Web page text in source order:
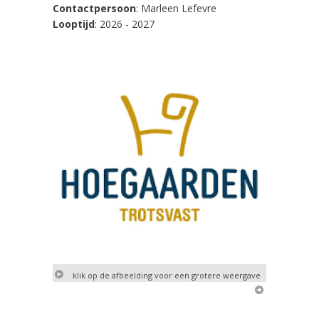
Contactpersoon: Marleen Lefevre
Looptijd: 2026 - 2027
klik op de afbeelding voor een grotere weergave